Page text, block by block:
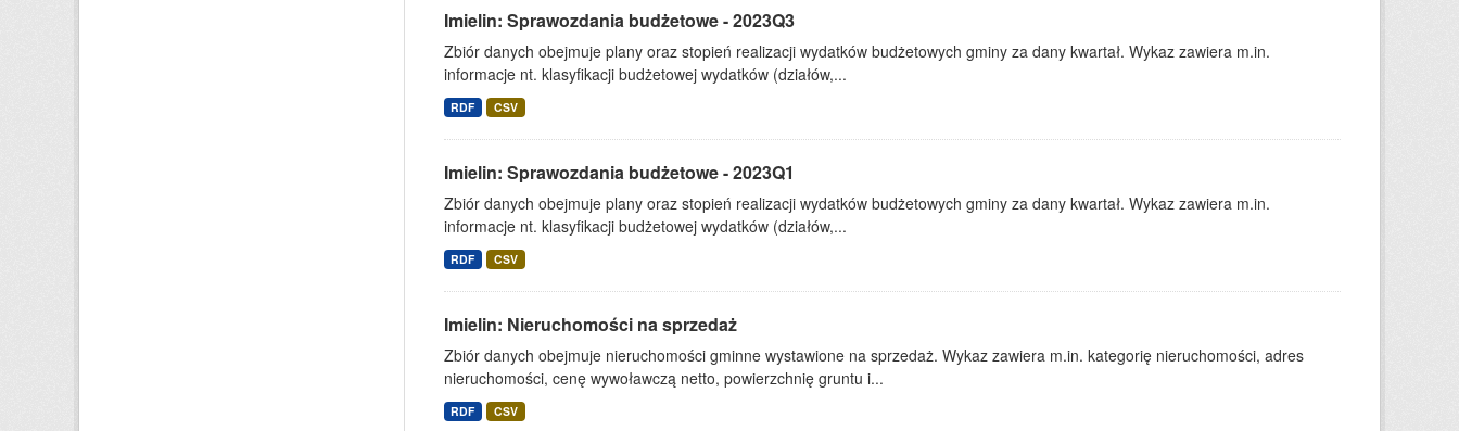
Imielin: Sprawozdania budżetowe - 2023Q3
Zbiór danych obejmuje plany oraz stopień realizacji wydatków budżetowych gminy za dany kwartał. Wykaz zawiera m.in.
informacje nt. klasyfikacji budżetowej wydatków (działów,...
RDF CSV
Imielin: Sprawozdania budżetowe - 2023Q1
Zbiór danych obejmuje plany oraz stopień realizacji wydatków budżetowych gminy za dany kwartał. Wykaz zawiera m.in.
informacje nt. klasyfikacji budżetowej wydatków (działów,...
RDF CSV
Imielin: Nieruchomości na sprzedaż
Zbiór danych obejmuje nieruchomości gminne wystawione na sprzedaż. Wykaz zawiera m.in. kategorię nieruchomości, adres
nieruchomości, cenę wywoławczą netto, powierzchnię gruntu i...
RDF CSV